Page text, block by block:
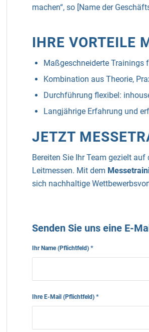
machen“, so [Name der
IHRE VORTEILE
Maßgeschneiderte Trainings
Kombination aus Theorie,
Durchführung flexibel:
Langjährige Erfahrung und
JETZT
Bereiten Sie Ihr Team gezielt
Leitmessen. Mit dem
sich nachhaltige
Senden Sie uns eine E-
Ihr Name (Pflichtfeld) *
Ihre E-Mail (Pflichtfeld) *